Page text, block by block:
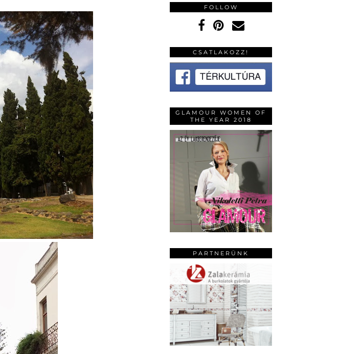
FOLLOW
CSATLAKOZZ!
GLAMOUR WOMEN OF
THE YEAR 2018
PARTNERÜNK